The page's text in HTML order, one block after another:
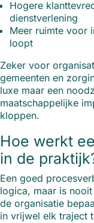
Hogere
dienstverlening
Meer ruimte voor
loopt
Zeker voor
gemeenten en
luxe maar een
maatschappelijke
kloppen.
Hoe werkt
in de
Een goed
logica, maar is
de organisatie
in vrijwel elk traject